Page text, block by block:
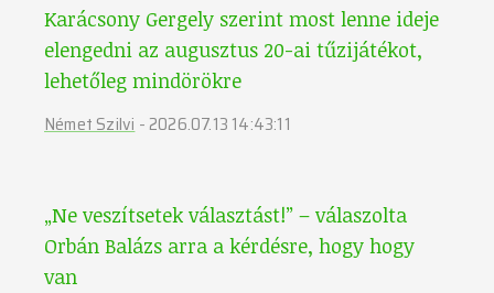
Karácsony Gergely szerint most lenne ideje
elengedni az augusztus 20-ai tűzijátékot,
lehetőleg mindörökre
Német Szilvi- 2026.07.13 14:43:11
„Ne veszítsetek választást!” – válaszolta
Orbán Balázs arra a kérdésre, hogy hogy
van